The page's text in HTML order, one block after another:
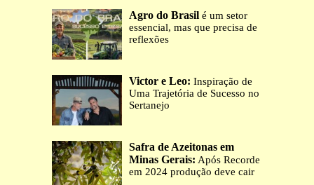
Agro do Brasil é um setor
essencial, mas que precisa de
reflexões
Victor e Leo: Inspiração de
Uma Trajetória de Sucesso no
Sertanejo
Safra de Azeitonas em
Minas Gerais: Após Recorde
em 2024 produção deve cair